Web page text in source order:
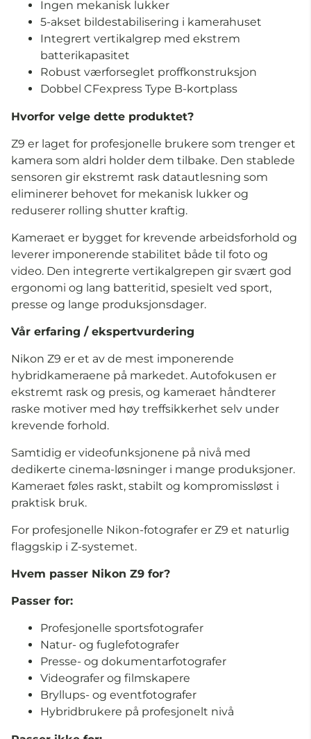
Ingen mekanisk lukker
5-akset bildestabilisering i kamerahuset
Integrert vertikalgrep med ekstrem
batterikapasitet
Robust værforseglet proffkonstruksjon
Dobbel CFexpress Type B-kortplass
Hvorfor velge dette produktet?
Z9 er laget for profesjonelle brukere som trenger et
kamera som aldri holder dem tilbake. Den stablede
sensoren gir ekstremt rask datautlesning som
eliminerer behovet for mekanisk lukker og
reduserer rolling shutter kraftig.
Kameraet er bygget for krevende arbeidsforhold og
leverer imponerende stabilitet både til foto og
video. Den integrerte vertikalgrepen gir svært god
ergonomi og lang batteritid, spesielt ved sport,
presse og lange produksjonsdager.
Vår erfaring / ekspertvurdering
Nikon Z9 er et av de mest imponerende
hybridkameraene på markedet. Autofokusen er
ekstremt rask og presis, og kameraet håndterer
raske motiver med høy treffsikkerhet selv under
krevende forhold.
Samtidig er videofunksjonene på nivå med
dedikerte cinema-løsninger i mange produksjoner.
Kameraet føles raskt, stabilt og kompromissløst i
praktisk bruk.
For profesjonelle Nikon-fotografer er Z9 et naturlig
flaggskip i Z-systemet.
Hvem passer Nikon Z9 for?
Passer for:
Profesjonelle sportsfotografer
Natur- og fuglefotografer
Presse- og dokumentarfotografer
Videografer og filmskapere
Bryllups- og eventfotografer
Hybridbrukere på profesjonelt nivå